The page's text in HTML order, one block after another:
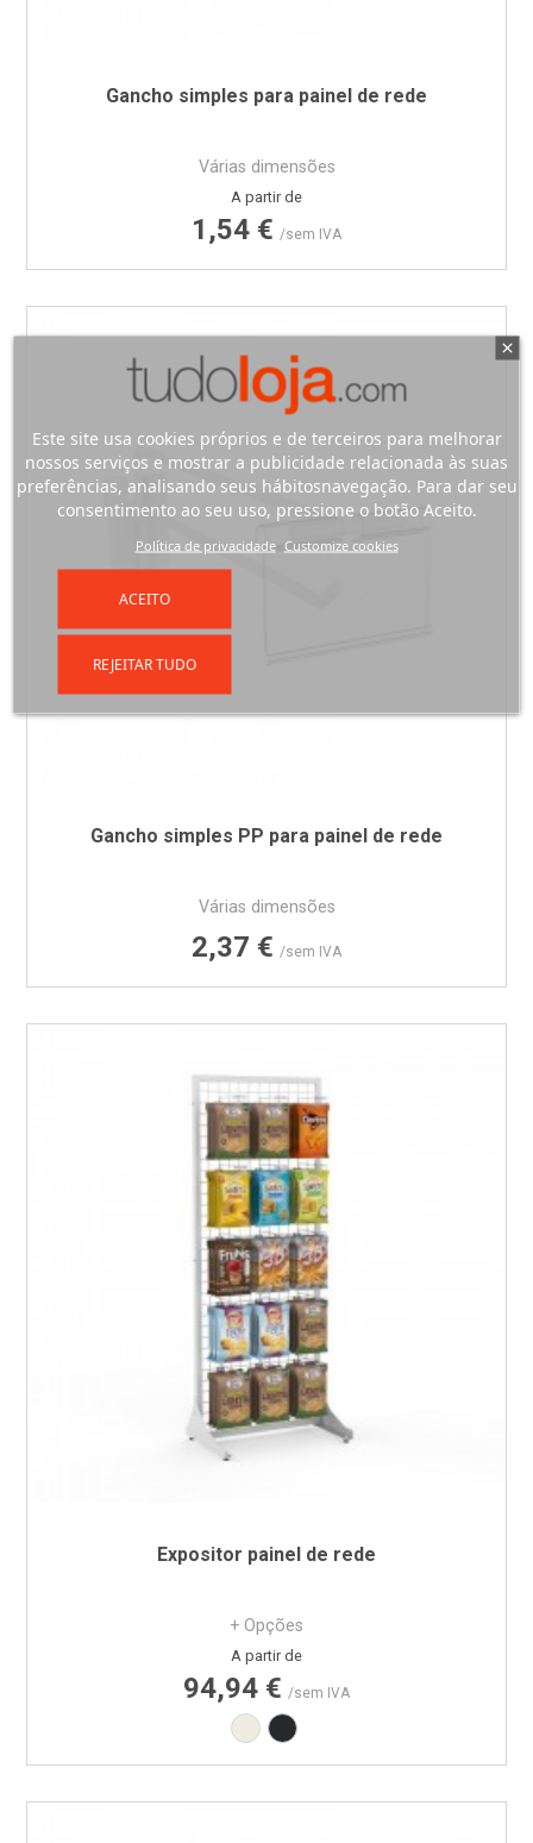
Gancho simples para painel de rede
Várias dimensões
Preço
A partir de
1,54 € /sem IVA
Gancho simples PP para painel de rede
Várias dimensões
Preço
2,37 € /sem IVA
Expositor painel de rede
+ Opções
Preço
A partir de
94,94 € /sem IVA
Branco RAL9010
Preto RAL9005
Este site usa cookies próprios e de terceiros para melhorar
nossos serviços e mostrar a publicidade relacionada às suas
preferências, analisando seus hábitosnavegação. Para dar seu
consentimento ao seu uso, pressione o botão Aceito.
Política de privacidade Customize cookies
REJEITAR TUDO
ACEITO